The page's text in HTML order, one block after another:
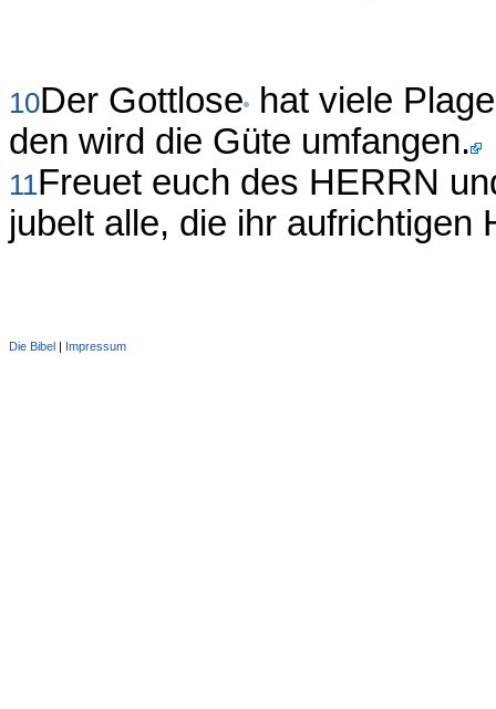
10Der Gottlose hat viele
den wird die Güte umfangen.
11Freuet euch des HERRN
jubelt alle, die ihr aufrichtigen
Die Bibel | Impressum